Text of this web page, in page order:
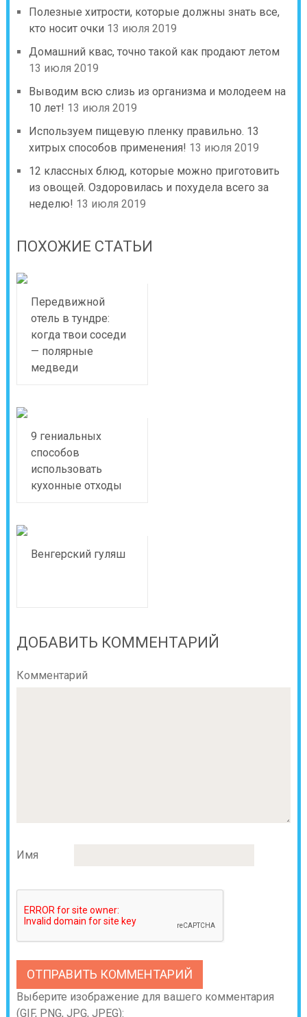
Полезные хитрости, которые должны знать все,
кто носит очки 13 июля 2019
Домашний квас, точно такой как продают летом
13 июля 2019
Выводим всю слизь из организма и молодеем на
10 лет! 13 июля 2019
Используем пищевую пленку правильно. 13
хитрых способов применения! 13 июля 2019
12 классных блюд, которые можно приготовить
из овощей. Оздоровилась и похудела всего за
неделю! 13 июля 2019
ПОХОЖИЕ СТАТЬИ
Передвижной
отель в тундре:
когда твои соседи
— полярные
медведи
9 гениальных
способов
использовать
кухонные отходы
Венгерский гуляш
ДОБАВИТЬ КОММЕНТАРИЙ
Комментарий
Имя
Выберите изображение для вашего комментария
(GIF, PNG, JPG, JPEG):